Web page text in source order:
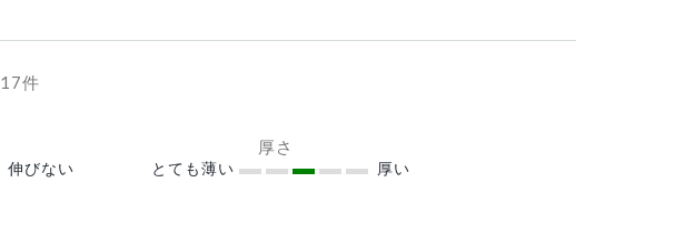
17件
伸びない
厚さ
とても薄い 厚い